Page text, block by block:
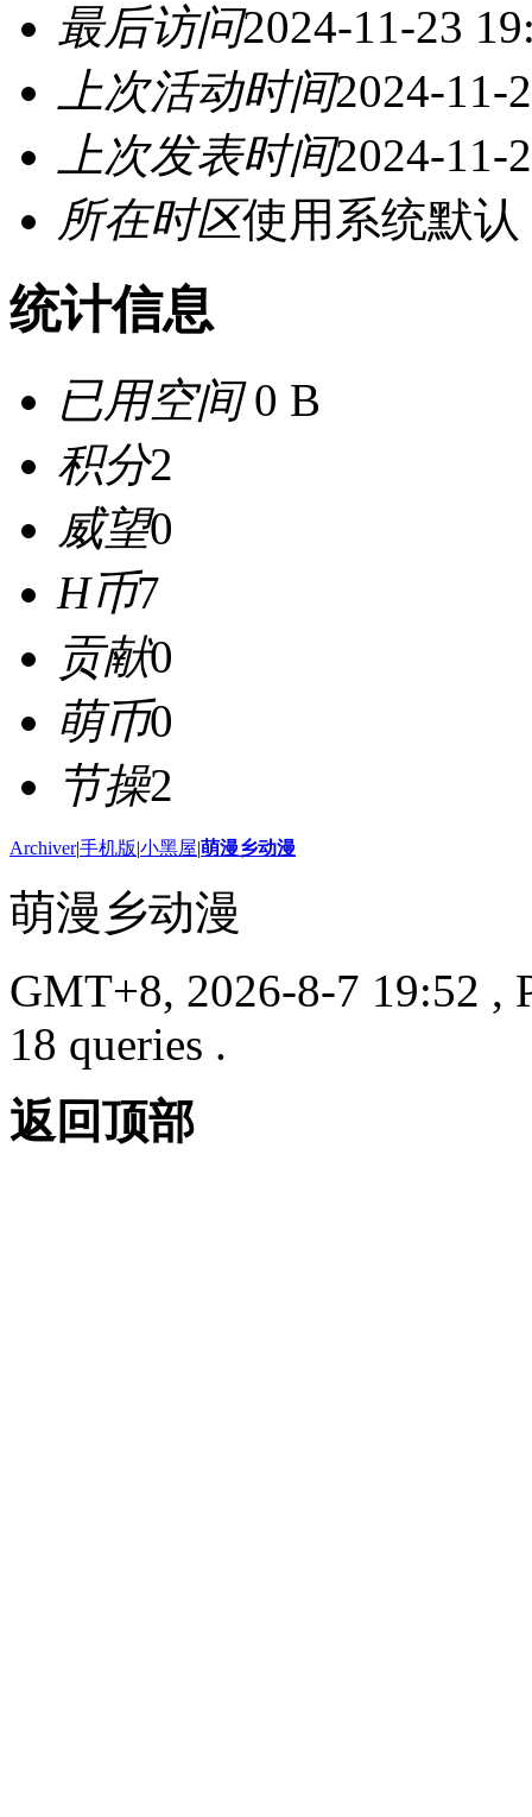
最后访问2024-11-23
上次活动时间2024-11-
上次发表时间2024-11-
所在时区使用系统默认
统计信息
已用空间0 B
积分2
威望0
H币7
贡献0
萌币0
节操2
Archiver|手机版|小黑屋|萌漫乡动漫
萌漫乡动漫
GMT+8, 2026-8-7 19:52 ,
18 queries .
返回顶部